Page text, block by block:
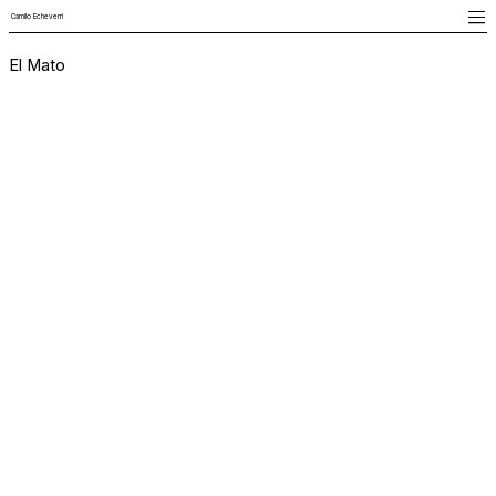
Camilo Echeverri
El Mato